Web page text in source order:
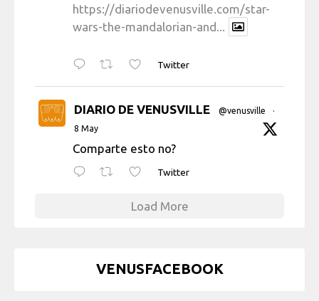
https://diariodevenusville.com/star-
wars-the-mandalorian-and...
Twitter
DIARIO DE VENUSVILLE @venusville
·
8 May
Comparte esto no?
Twitter
Load More
VENUSFACEBOOK